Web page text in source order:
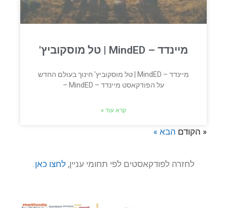
מיינדד – MindED | טל מוסקוביץ'
מיינדד – MindED | טל מוסקוביץ' חינוך בעולם החדש
על הפודקאסט מיינדד – MindED –
קרא עוד »
« הקודם הבא »
לחזרה לפודקאסטים לפי תחומי עניין,לחצו כאן